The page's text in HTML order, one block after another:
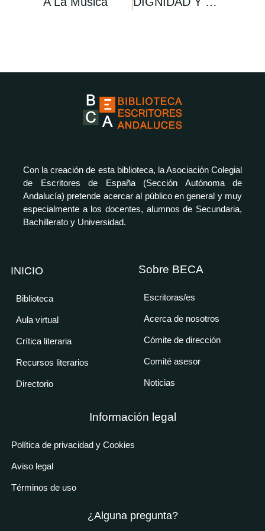
Con la creación de esta biblioteca, la Asociación Colegial
de Escritores de España (Sección Autónoma de
Andalucía) pretende acercar al público en general y muy
especialmente a los docentes, alumnos de Secundaria,
Bachillerato y Universidad.
INICIO
Biblioteca
Aula virtual
Crítica literaria
Recursos literarios
Directorio
Sobre BECA
Escritoras/es
Acerca de nosotros
Cómite de dirección
Comité asesor
Noticias
Información legal
Política de privacidad y Cookies
Aviso legal
Términos de uso
¿Alguna pregunta?